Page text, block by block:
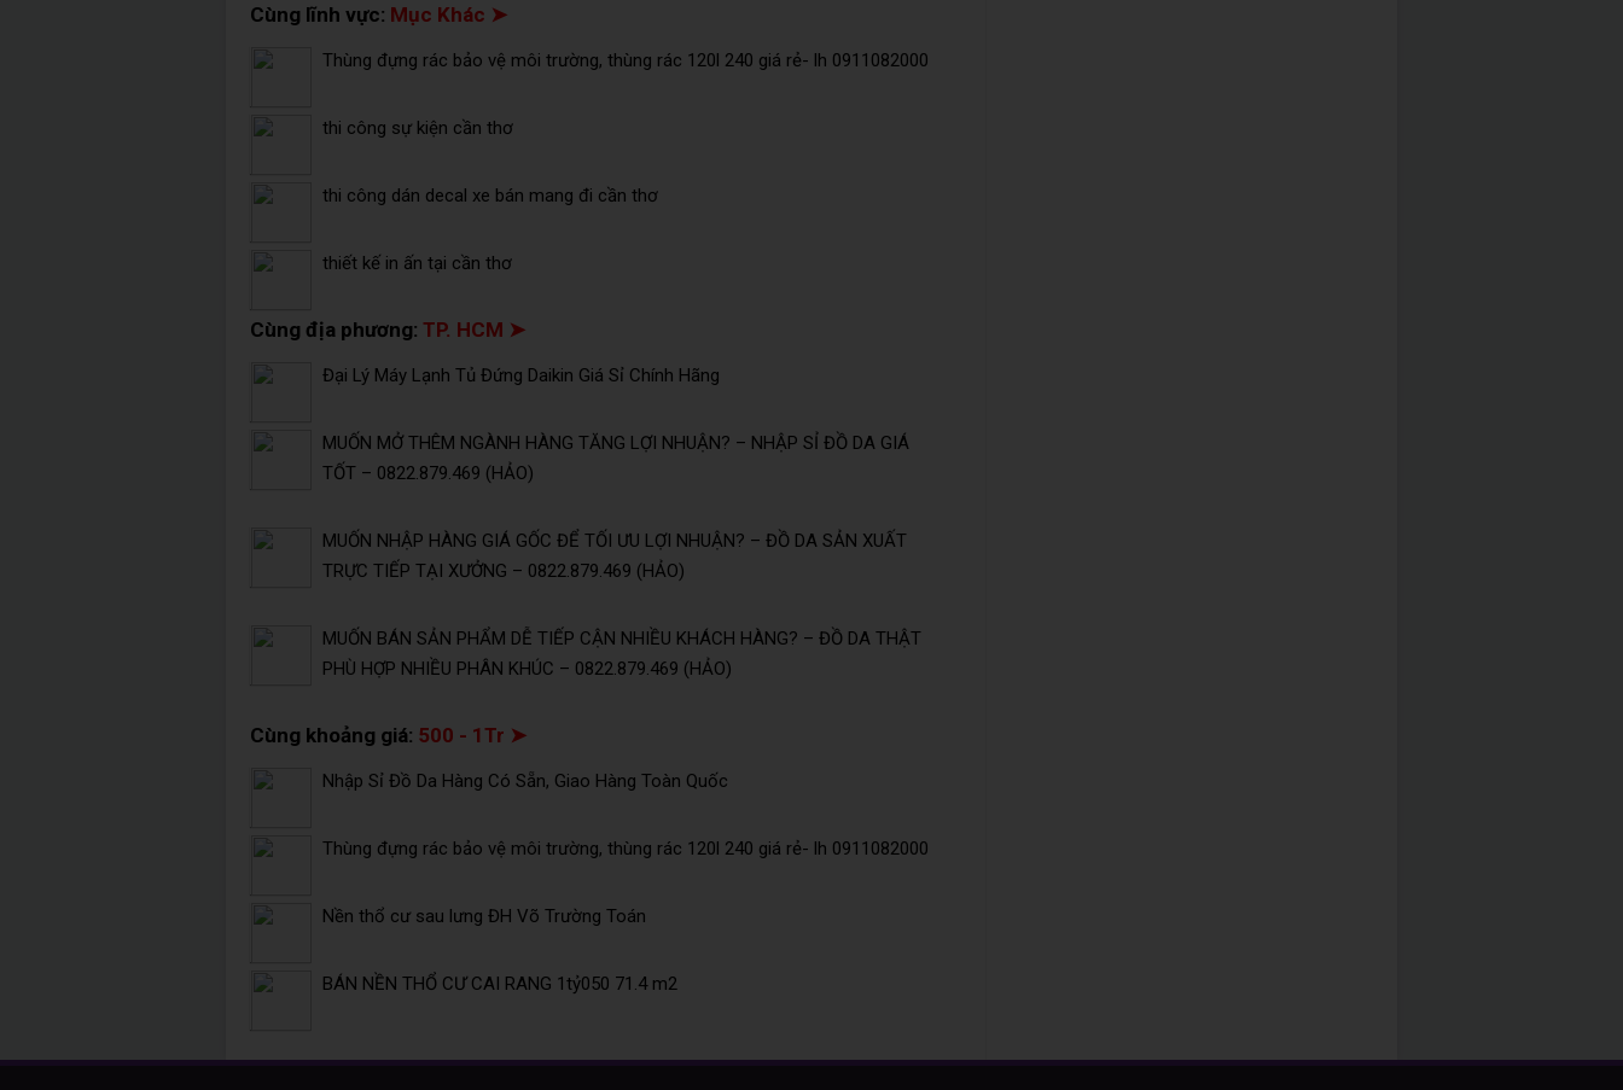
Cùng lĩnh vực: Mục Khác ➤
Thùng đựng rác bảo vệ môi trường, thùng rác 120l 240 giá rẻ- lh 0911082000
thi công sự kiện cần thơ
thi công dán decal xe bán mang đi cần thơ
thiết kế in ấn tại cần thơ
Cùng địa phương: TP. HCM ➤
Đại Lý Máy Lạnh Tủ Đứng Daikin Giá Sỉ Chính Hãng
MUỐN MỞ THÊM NGÀNH HÀNG TĂNG LỢI NHUẬN? – NHẬP SỈ ĐỒ DA GIÁ
TỐT – 0822.879.469 (HẢO)
MUỐN NHẬP HÀNG GIÁ GỐC ĐỂ TỐI ƯU LỢI NHUẬN? – ĐỒ DA SẢN XUẤT
TRỰC TIẾP TẠI XƯỞNG – 0822.879.469 (HẢO)
MUỐN BÁN SẢN PHẨM DỄ TIẾP CẬN NHIỀU KHÁCH HÀNG? – ĐỒ DA THẬT
PHÙ HỢP NHIỀU PHÂN KHÚC – 0822.879.469 (HẢO)
Cùng khoảng giá: 500 - 1Tr ➤
Nhập Sỉ Đồ Da Hàng Có Sẵn, Giao Hàng Toàn Quốc
Thùng đựng rác bảo vệ môi trường, thùng rác 120l 240 giá rẻ- lh 0911082000
Nền thổ cư sau lưng ĐH Võ Trường Toán
BÁN NỀN THỔ CƯ CAI RANG 1tỷ050 71.4 m2